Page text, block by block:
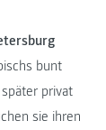
bunt
privat
sie ihren